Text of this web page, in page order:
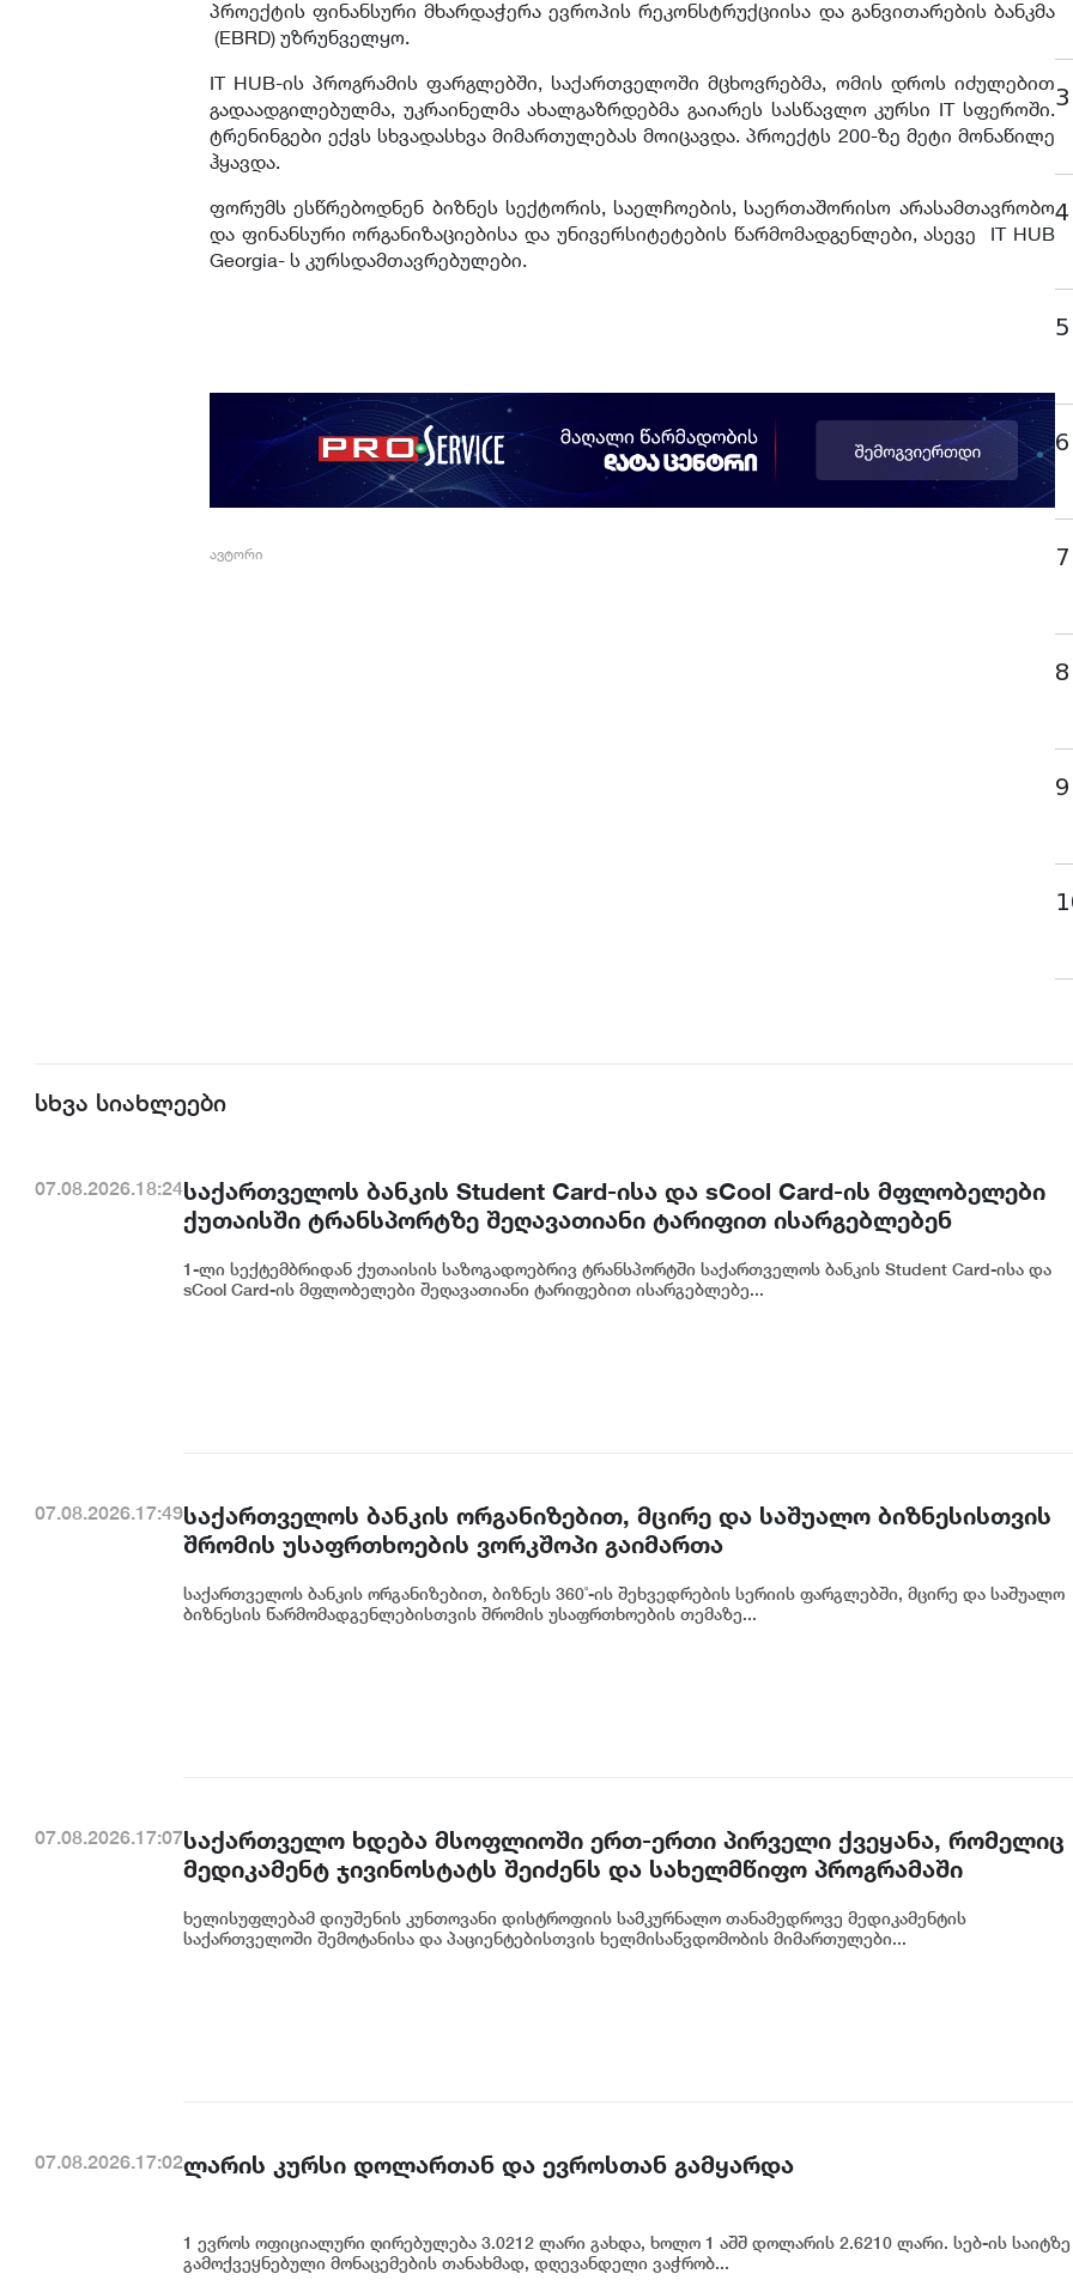
პროექტის ფინანსური მხარდაჭერა ევროპის რეკონსტრუქციისა და განვითარების ბანკმა
(EBRD) უზრუნველყო.
IT HUB-ის პროგრამის ფარგლებში, საქართველოში მცხოვრებმა, ომის დროს იძულებით
გადაადგილებულმა, უკრაინელმა ახალგაზრდებმა გაიარეს სასწავლო კურსი IT სფეროში.
ტრენინგები ექვს სხვადასხვა მიმართულებას მოიცავდა. პროექტს 200-ზე მეტი მონაწილე
ჰყავდა.
ფორუმს ესწრებოდნენ ბიზნეს სექტორის, საელჩოების, საერთაშორისო არასამთავრობო
და ფინანსური ორგანიზაციებისა და უნივერსიტეტების წარმომადგენლები, ასევე IT HUB
Georgia- ს კურსდამთავრებულები.
ავტორი
3
4
5
6
7
8
9
სხვა სიახლეები
07.08.2026.18:24საქართველოს ბანკის Student Card-ისა და sCool Card-ის მფლობელები
ქუთაისში ტრანსპორტზე შეღავათიანი ტარიფით ისარგებლებენ
1-ლი სექტემბრიდან ქუთაისის საზოგადოებრივ ტრანსპორტში საქართველოს ბანკის Student Card-ისა და
sCool Card-ის მფლობელები შეღავათიანი ტარიფებით ისარგებლებე...
07.08.2026.17:49საქართველოს ბანკის ორგანიზებით, მცირე და საშუალო ბიზნესისთვის
შრომის უსაფრთხოების ვორკშოპი გაიმართა
საქართველოს ბანკის ორგანიზებით, ბიზნეს 360˚-ის შეხვედრების სერიის ფარგლებში, მცირე და საშუალო
ბიზნესის წარმომადგენლებისთვის შრომის უსაფრთხოების თემაზე...
07.08.2026.17:07საქართველო ხდება მსოფლიოში ერთ-ერთი პირველი ქვეყანა, რომელიც
მედიკამენტ ჯივინოსტატს შეიძენს და სახელმწიფო პროგრამაში
ხელისუფლებამ დიუშენის კუნთოვანი დისტროფიის სამკურნალო თანამედროვე მედიკამენტის
საქართველოში შემოტანისა და პაციენტებისთვის ხელმისაწვდომობის მიმართულები...
07.08.2026.17:02ლარის კურსი დოლართან და ევროსთან გამყარდა
1 ევროს ოფიციალური ღირებულება 3.0212 ლარი გახდა, ხოლო 1 აშშ დოლარის 2.6210 ლარი. სებ-ის საიტზე
გამოქვეყნებული მონაცემების თანახმად, დღევანდელი ვაჭრობ...